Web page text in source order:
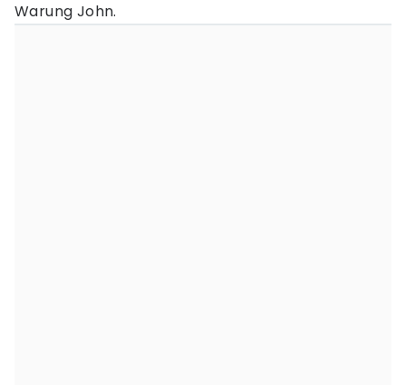
Warung John.